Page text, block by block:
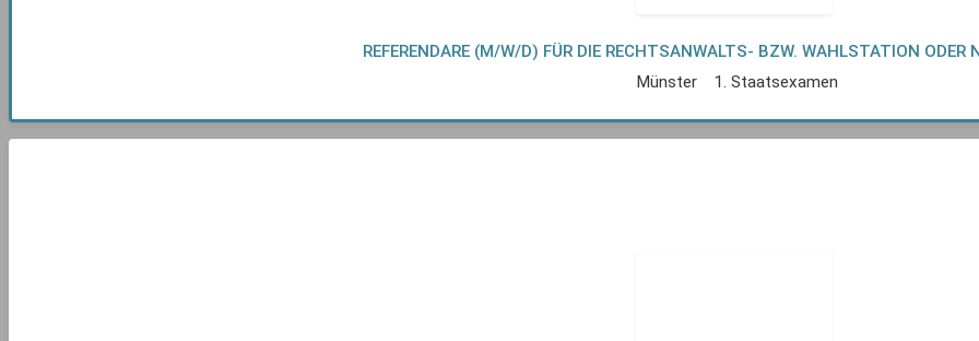
REFERENDARE (M/W/D) FÜR DIE RECHTSANWALTS- BZW. WAHLSTATION ODER
Münster
1. Staatsexamen